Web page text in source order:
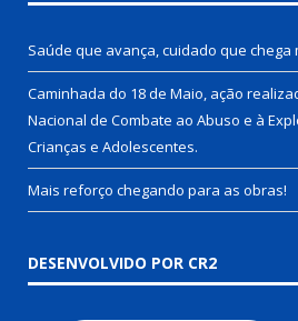
Saúde que avança, cuidado que
Caminhada do 18 de Maio, ação
Nacional de Combate ao Abuso e à
Crianças e Adolescentes.
Mais reforço chegando para as obras!
DESENVOLVIDO POR CR2